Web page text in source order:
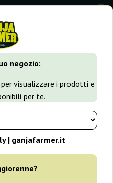
negozio:
visualizzare i prodotti e
per te.
| ganjafarmer.it
0
Skunk Skunk 11